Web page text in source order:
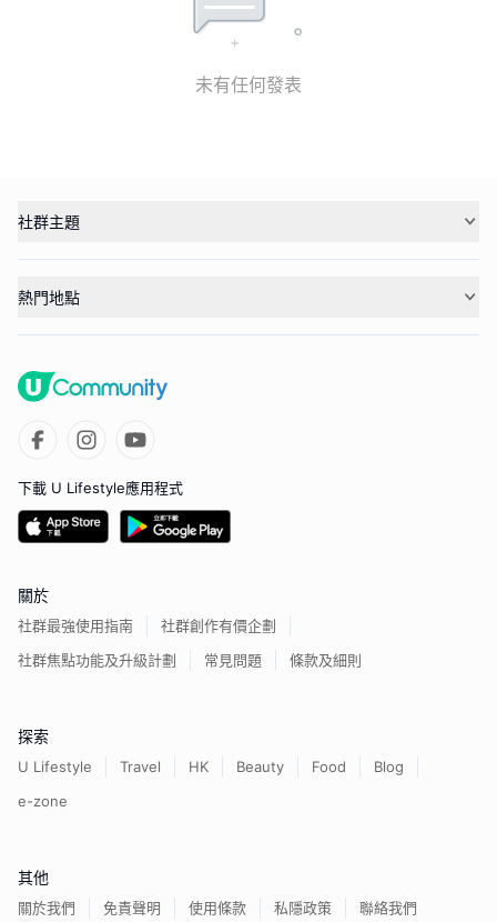
未有任何發表
社群主題
熱門地點
下載 U Lifestyle應用程式
關於
社群最強使用指南
社群創作有價企劃
社群焦點功能及升級計劃
常見問題 條款及細則
探索
U Lifestyle Travel HK Beauty Food
Blog
e-zone
其他
關於我們 免責聲明 使用條款 私隱政策 聯絡我們